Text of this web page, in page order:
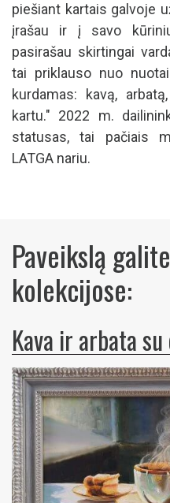
piešiant kartais galvoje
įrašau ir į savo
pasirašau skirtingai
tai priklauso nuo
kurdamas: kavą,
kartu." 2022 m.
statusas, tai pačiais
LATGA nariu.
Paveikslą
kolekcijose:
Kava ir arbata